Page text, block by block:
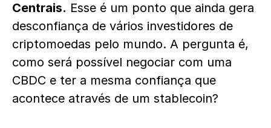
Centrais. Esse é um ponto que ainda gera
desconfiança de vários investidores de
criptomoedas pelo mundo. A pergunta é,
como será possível negociar com uma
CBDC e ter a mesma confiança que
acontece através de um stablecoin?